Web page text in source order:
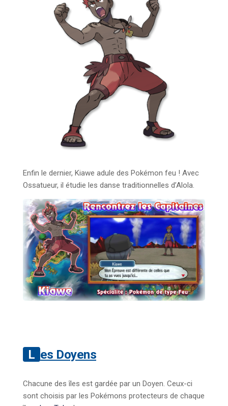
Enfin le dernier, Kiawe adule des Pokémon feu ! Avec
Ossatueur, il étudie les danse traditionnelles d’Alola.
Les Doyens
Chacune des îles est gardée par un Doyen. Ceux-ci
sont choisis par les Pokémons protecteurs de chaque